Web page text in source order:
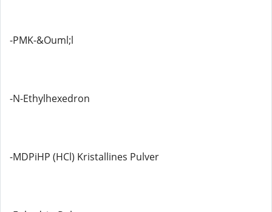
-PMK-&Ouml;l
-N-Ethylhexedron
-MDPiHP (HCl) Kristallines Pulver